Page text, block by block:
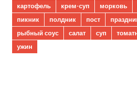
картофель
крем-суп морковь
пикник
полдник пост
рыбный соус
салат суп
ужин